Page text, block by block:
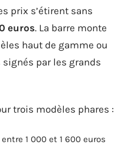
prix s’étirent sans
euros. La barre monte
haut de gamme ou
par les grands
trois modèles phares :
1 000 et 1 600 euros